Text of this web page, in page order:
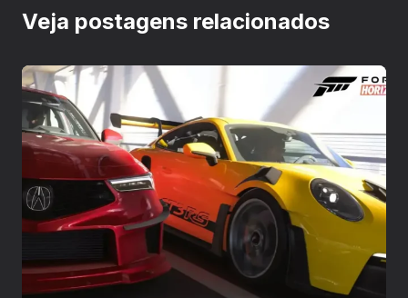
Veja postagens relacionados